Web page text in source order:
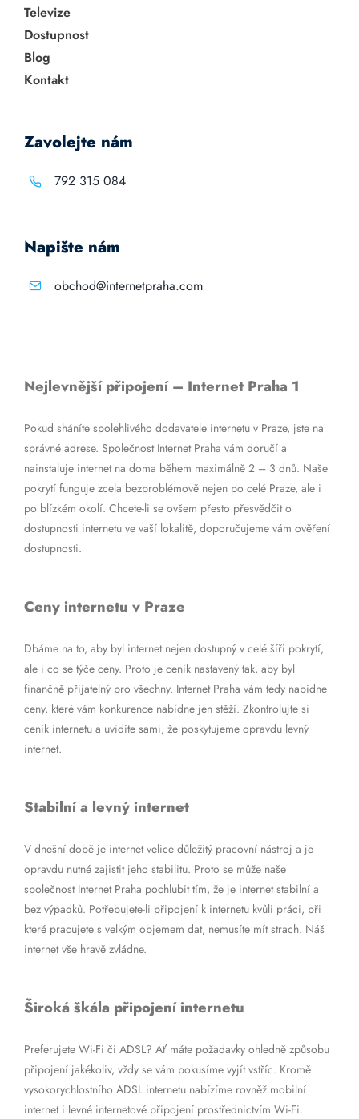
Televize
Dostupnost
Blog
Kontakt
Zavolejte nám
792 315 084
Napište nám
obchod@internetpraha.com
Nejlevnější připojení – Internet Praha 1
Pokud sháníte spolehlivého dodavatele internetu v Praze, jste na
správné adrese. Společnost Internet Praha vám doručí a
nainstaluje internet na doma během maximálně 2 – 3 dnů. Naše
pokrytí funguje zcela bezproblémově nejen po celé Praze, ale i
po blízkém okolí. Chcete-li se ovšem přesto přesvědčit o
dostupnosti internetu ve vaší lokalitě, doporučujeme vám ověření
dostupnosti.
Ceny internetu v Praze
Dbáme na to, aby byl internet nejen dostupný v celé šíři pokrytí,
ale i co se týče ceny. Proto je ceník nastavený tak, aby byl
finančně přijatelný pro všechny. Internet Praha vám tedy nabídne
ceny, které vám konkurence nabídne jen stěží. Zkontrolujte si
ceník internetu a uvidíte sami, že poskytujeme opravdu levný
internet.
Stabilní a levný internet
V dnešní době je internet velice důležitý pracovní nástroj a je
opravdu nutné zajistit jeho stabilitu. Proto se může naše
společnost Internet Praha pochlubit tím, že je internet stabilní a
bez výpadků. Potřebujete-li připojení k internetu kvůli práci, při
které pracujete s velkým objemem dat, nemusíte mít strach. Náš
internet vše hravě zvládne.
Široká škála připojení internetu
Preferujete Wi-Fi či ADSL? Ať máte požadavky ohledně způsobu
připojení jakékoliv, vždy se vám pokusíme vyjít vstříc. Kromě
vysokorychlostního ADSL internetu nabízíme rovněž mobilní
internet i levné internetové připojení prostřednictvím Wi-Fi.